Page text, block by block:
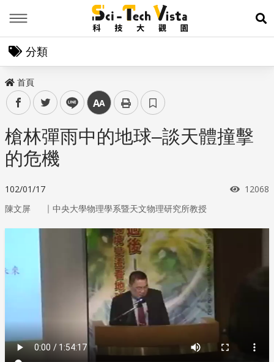
展
分類
首頁
facebooktwitter line 中
槍林彈雨中的地球–談天體撞擊
的危機
102/01/17 瀏覽次
12068
陳文屏 ｜ 中央大學物理學系暨天文物理研究所教授